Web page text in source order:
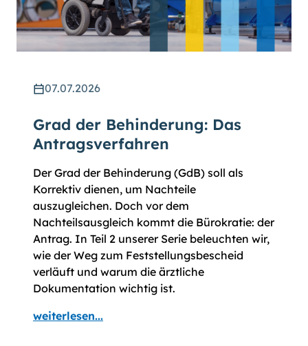
07.07.2026
Grad der Behinderung: Das
Antragsverfahren
Der Grad der Behinderung (GdB) soll als
Korrektiv dienen, um Nachteile
auszugleichen. Doch vor dem
Nachteilsausgleich kommt die Bürokratie: der
Antrag. In Teil 2 unserer Serie beleuchten wir,
wie der Weg zum Fest­stellungs­bescheid
verläuft und warum die ärztliche
Dokumentation wichtig ist.
weiterlesen...